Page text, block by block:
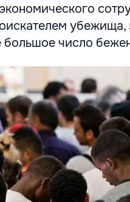
большое число